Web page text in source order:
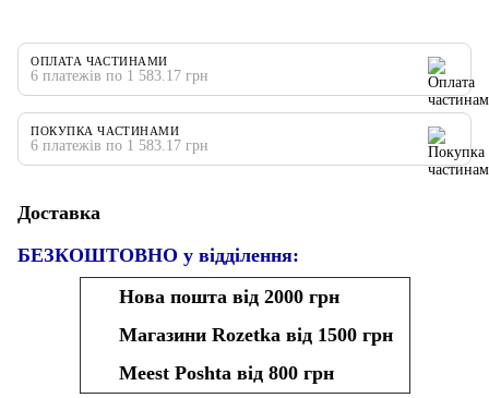
ОПЛАТА ЧАСТИНАМИ
6 платежів по 1 583.17 грн
ПОКУПКА ЧАСТИНАМИ
6 платежів по 1 583.17 грн
Доставка
БЕЗКОШТОВНО у відділення:
Нова пошта від 2000 грн
Магазини Rozetka від 1500 грн
Meest Poshta від 800 грн